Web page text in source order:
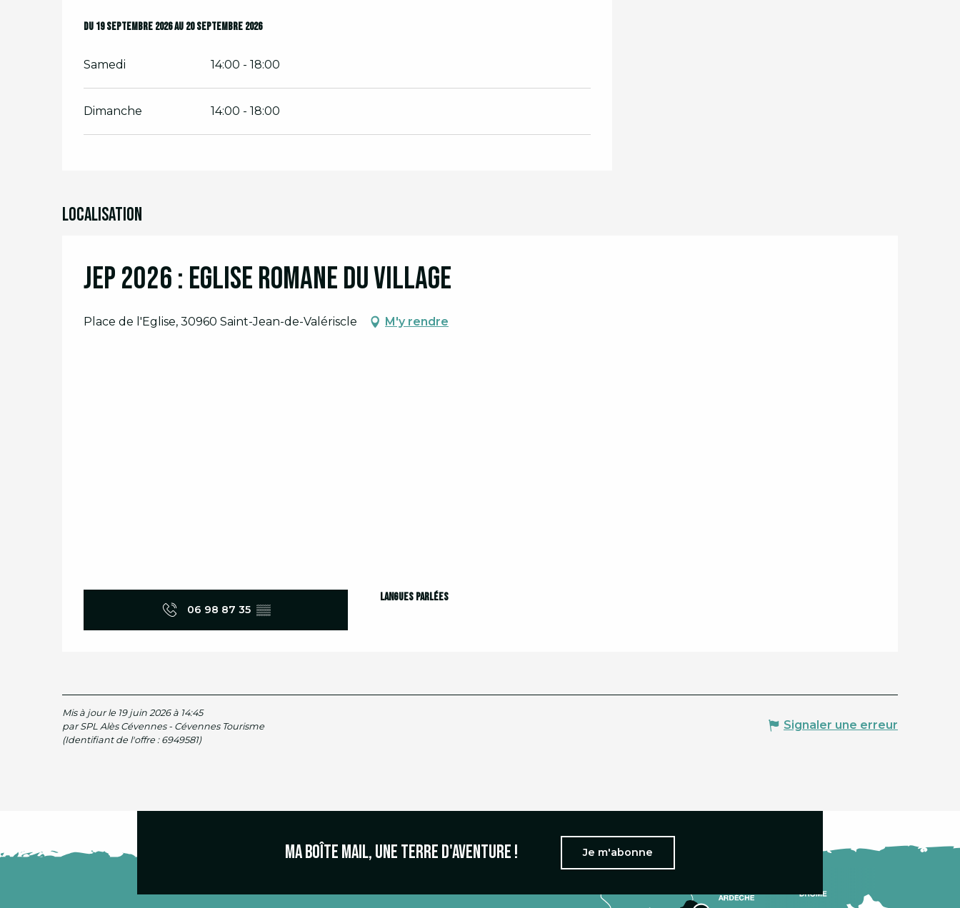
Du 19 septembre 2026au 20 septembre 2026
Du 19 septembre 2026au 20 septembre 2026
Samedi 14:00 - 18:00
Dimanche 14:00 - 18:00
Localisation
JEP 2026 : Eglise Romane du village
Place de l'Eglise, 30960 Saint-Jean-de-Valériscle M'y rendre
06 98 87 35 ▒▒
Langues parlées
Langues parlées
Mis à jour le 19 juin 2026 à 14:45
par SPL Alès Cévennes - Cévennes Tourisme
(Identifiant de l'offre : 6949581)
Signaler une erreur
Ma boîte mail, une terre d'aventure ! Je m'abonne